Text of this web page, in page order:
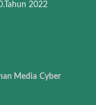
2022
Media Cyber